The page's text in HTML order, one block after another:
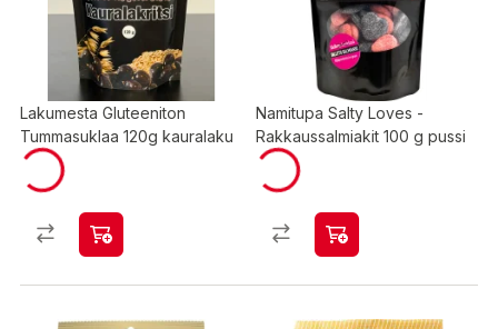
Lakumesta Gluteeniton
Tummasuklaa 120g kauralaku
Namitupa Salty Loves -
Rakkaussalmiakit 100 g pussi